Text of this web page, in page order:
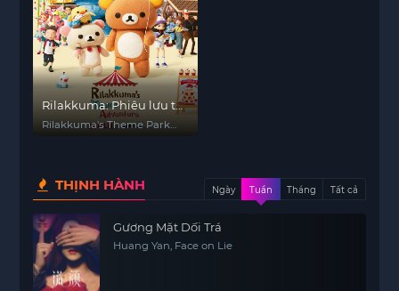
Rilakkuma: Phiêu lưu tại
công viên giải trí
Rilakkuma's Theme Park
THỊNH HÀNH Ngày Tuần Tháng Tất cả
Gương Mặt Dối Trá
Huang Yan, Face on Lie